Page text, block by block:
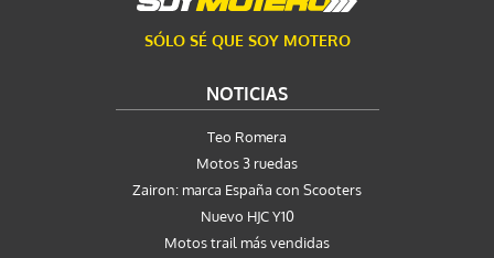
SÓLO SÉ QUE SOY MOTERO
NOTICIAS
Teo Romera
Motos 3 ruedas
Zairon: marca España con Scooters
Nuevo HJC Y10
Motos trail más vendidas